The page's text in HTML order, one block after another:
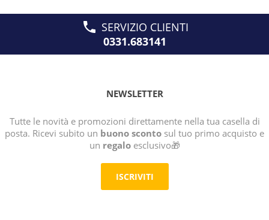
SERVIZIO CLIENTI
0331.683141
NEWSLETTER
Tutte le novità e promozioni direttamente nella tua casella di
posta. Ricevi subito un buono sconto sul tuo primo acquisto e
un regaloesclusivo🎁
ISCRIVITI